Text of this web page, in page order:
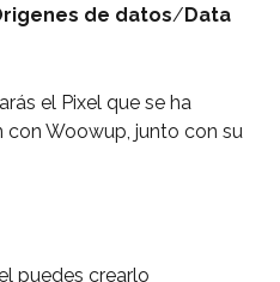
de datos/Data
el Pixel que se ha
Woowup, junto con su
puedes crearlo